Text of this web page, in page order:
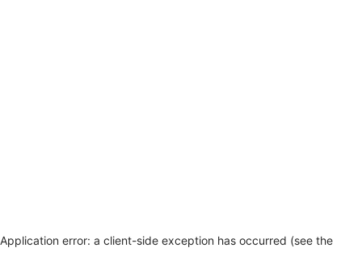
Application error: a client-side exception has occurred (see the